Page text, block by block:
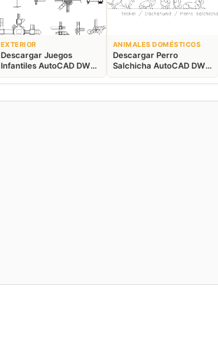
EXTERIOR
Descargar Juegos
Infantiles AutoCAD DWG
Gratis – Parque 2D
ANIMALES DOMÉSTICOS
Descargar Perro
Salchicha AutoCAD DWG
Gratis – Bloque 2D